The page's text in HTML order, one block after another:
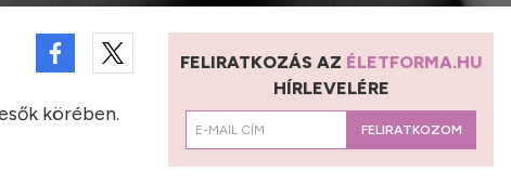
körében.
FELIRATKOZÁS AZ ÉLETFORMA.HU
HÍRLEVELÉRE
FELIRATKOZOM